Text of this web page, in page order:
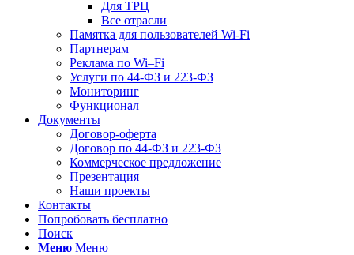
Для ТРЦ
Все отрасли
Памятка для пользователей Wi-Fi
Партнерам
Реклама по Wi–Fi
Услуги по 44-ФЗ и 223-ФЗ
Мониторинг
Функционал
Документы
Договор-оферта
Договор по 44-ФЗ и 223-ФЗ
Коммерческое предложение
Презентация
Наши проекты
Контакты
Попробовать бесплатно
Поиск
Меню Меню